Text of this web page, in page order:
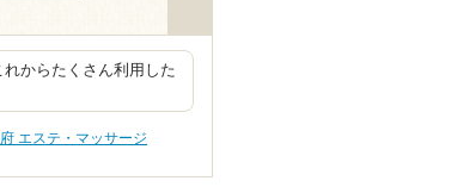
からたくさん利用した
エステ・マッサージ